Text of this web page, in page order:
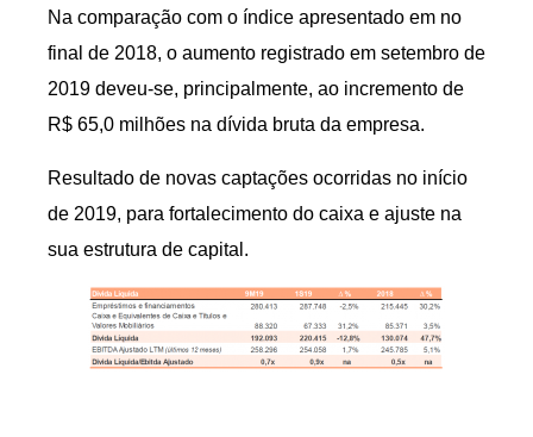
Na comparação com o índice apresentado em no
final de 2018, o aumento registrado em setembro de
2019 deveu-se, principalmente, ao incremento de
R$ 65,0 milhões na dívida bruta da empresa.
Resultado de novas captações ocorridas no início
de 2019, para fortalecimento do caixa e ajuste na
sua estrutura de capital.